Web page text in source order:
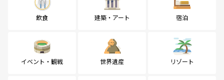
飲食 建築・アート 宿泊
イベント・観戦 世界遺産 リゾート